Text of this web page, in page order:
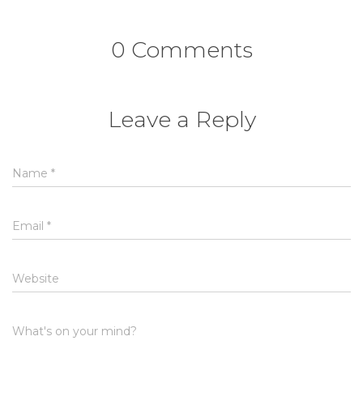
0 Comments
Leave a Reply
Name *
Email *
Website
What's on your mind?